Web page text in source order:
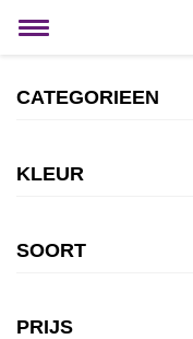
Toggle
CATEGORIEEN
KLEUR
SOORT
PRIJS